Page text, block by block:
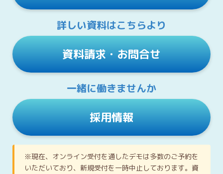
詳しい資料はこちらより
資料請求・お問合せ
一緒に働きませんか
採用情報
※現在、オンライン受付を通したデモは多数のご予約を
いただいており、新規受付を一時中止しております。資